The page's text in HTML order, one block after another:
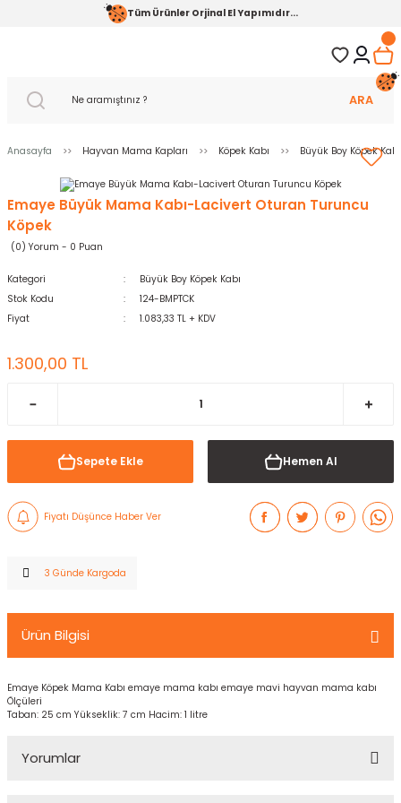
Tüm Ürünler Orjinal El Yapımıdır...
ARA
Anasayfa Hayvan Mama Kapları Köpek Kabı Büyük Boy Köpek Kabı
Emaye Büyük Mama Kabı-Lacivert Oturan Turuncu
Köpek
(0) Yorum - 0 Puan
Kategori
Büyük Boy Köpek Kabı
Stok Kodu
124-BMPTCK
Fiyat
1.083,33 TL + KDV
1.300,00 TL
Sepete Ekle Hemen Al
Fiyatı Düşünce Haber Ver
3 Günde Kargoda
Ürün Bilgisi
Emaye Köpek Mama Kabı emaye mama kabı emaye mavi hayvan mama kabı
Ölçüleri
Taban: 25 cm Yükseklik: 7 cm Hacim: 1 litre
Yorumlar